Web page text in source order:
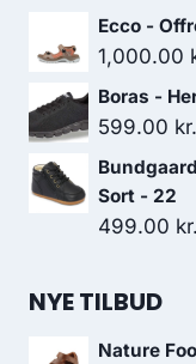
Ecco -
1,000.00
Boras -
599.00 kr.
Sort - 22
499.00 kr.
NYE TILBUD
Nature